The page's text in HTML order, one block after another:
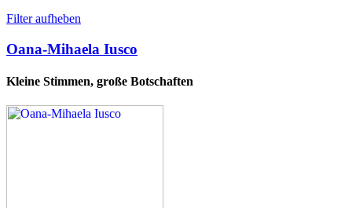
Filter aufheben
Oana-Mihaela Iusco
Kleine Stimmen, große Botschaften